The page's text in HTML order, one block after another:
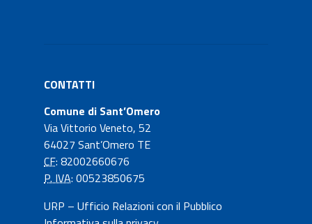
CONTATTI
Comune di Sant’Omero
Via Vittorio Veneto, 52
64027 Sant’Omero TE
CF: 82002660676
P. IVA: 00523850675
URP – Ufficio Relazioni con il Pubblico